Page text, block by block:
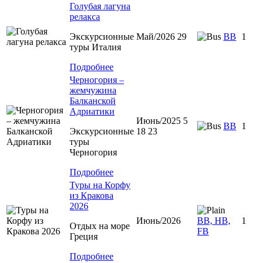
Голубая лагуна
релакса
Экскурсионные
туры Италия
Подробнее
Май/2026 29 BB 1
Черногория –
жемчужина
Балканской
Адриатики
Экскурсионные
туры
Черногория
Подробнее
Июнь/2025 5
18 23
BB 1
Туры на Корфу
из Кракова
2026
Отдых на море
Греция
Подробнее
Июнь/2026
BB, HB,
FB
1